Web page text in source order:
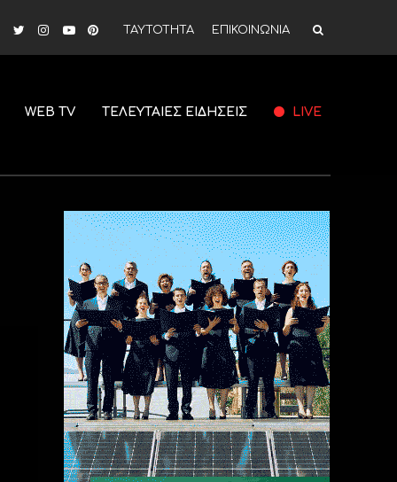
ΤΑΥΤΟΤΗΤΑ ΕΠΙΚΟΙΝΩΝΙΑ
WEB TV ΤΕΛΕΥΤΑΙΕΣ ΕΙΔΗΣΕΙΣ LIVE